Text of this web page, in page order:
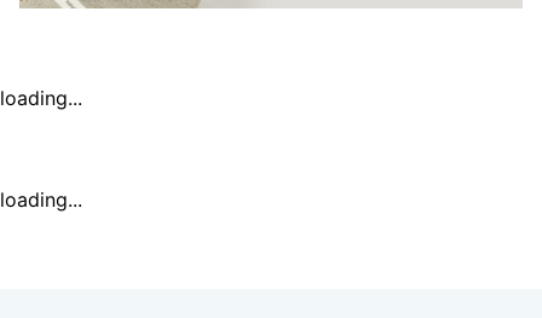
loading...
loading...